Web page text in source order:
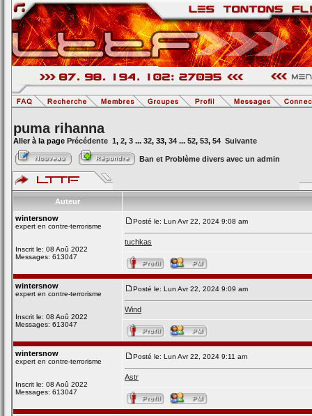
puma rihanna
Aller à la page Précédente 1, 2, 3 ... 32, 33, 34 ... 52, 53, 54 Suivante
Ban et Problème divers avec un admin
Auteur
wintersnow
expert en contre-terrorisme
Inscrit le: 08 Aoû 2022
Messages: 613047
Posté le: Lun Avr 22, 2024 9:08 am
tuchkas
wintersnow
expert en contre-terrorisme
Inscrit le: 08 Aoû 2022
Messages: 613047
Posté le: Lun Avr 22, 2024 9:09 am
Wind
wintersnow
expert en contre-terrorisme
Inscrit le: 08 Aoû 2022
Messages: 613047
Posté le: Lun Avr 22, 2024 9:11 am
Astr